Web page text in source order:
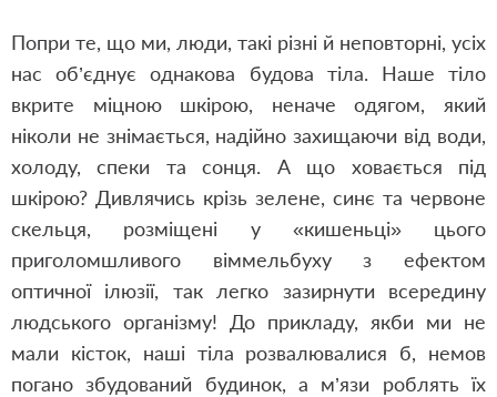
Попри те, що ми, люди, такі різні й неповторні, усіх
нас об’єднує однакова будова тіла. Наше тіло
вкрите міцною шкірою, неначе одягом, який
ніколи не знімається, надійно захищаючи від води,
холоду, спеки та сонця. А що ховається під
шкірою? Дивлячись крізь зелене, синє та червоне
скельця, розміщені у «кишеньці» цього
приголомшливого віммельбуху з ефектом
оптичної ілюзії, так легко зазирнути всередину
людського організму! До прикладу, якби ми не
мали кісток, наші тіла розвалювалися б, немов
погано збудований будинок, а м’язи роблять їх